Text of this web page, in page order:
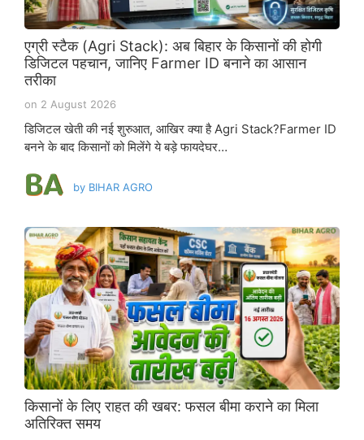
एग्री स्टैक (Agri Stack): अब बिहार के किसानों की होगी
डिजिटल पहचान, जानिए Farmer ID बनाने का आसान
तरीका
on 2 August 2026
डिजिटल खेती की नई शुरुआत, आखिर क्या है Agri Stack?Farmer ID
बनने के बाद किसानों को मिलेंगे ये बड़े फायदेघर…
by BIHAR AGRO
किसानों के लिए राहत की खबर: फसल बीमा कराने का मिला
अतिरिक्त समय